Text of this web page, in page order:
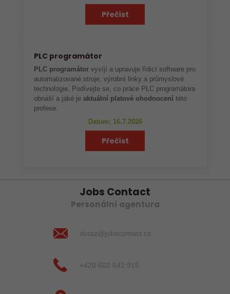
Přečíst
PLC programátor
PLC programátor vyvíjí a upravuje řídicí software pro
automatizované stroje, výrobní linky a průmyslové
technologie. Podívejte se, co práce PLC programátora
obnáší a jaké je aktuální platové ohodnocení této
profese.
Datum: 16.7.2026
Přečíst
Jobs Contact
Personální agentura
dotaz@jobscontact.cz
+420 602 642 915